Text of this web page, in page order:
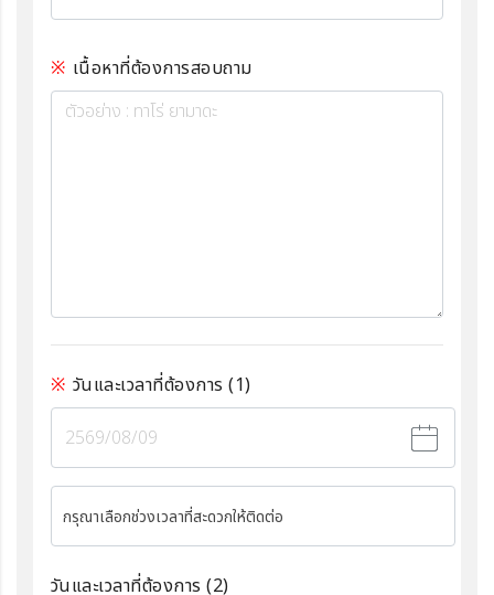
เนื้อหาที่ต้องการสอบถาม
วันและเวลาที่ต้องการ (1)
กรุณาเลือกช่วงเวลาที่สะดวกให้ติดต่อ
วันและเวลาที่ต้องการ (2)